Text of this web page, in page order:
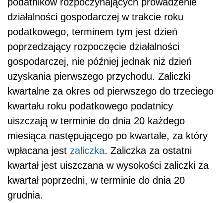
działalności gospodarczej w trakcie roku
podatkowego, terminem tym jest dzień
poprzedzający rozpoczęcie działalności
gospodarczej, nie później jednak niż dzień
uzyskania pierwszego przychodu. Zaliczki
kwartalne za okres od pierwszego do trzeciego
kwartału roku podatkowego podatnicy
uiszczają w terminie do dnia 20 każdego
miesiąca następującego po kwartale, za który
wpłacana jest zaliczka. Zaliczka za ostatni
kwartał jest uiszczana w wysokości zaliczki za
kwartał poprzedni, w terminie do dnia 20
grudnia.